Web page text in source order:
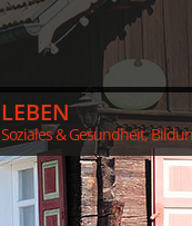
LEBEN
Soziales & Gesundheit,